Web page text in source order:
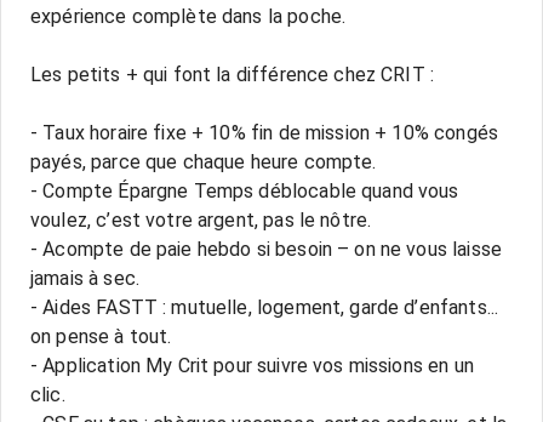
expérience complète dans la poche.
Les petits + qui font la différence chez CRIT :
- Taux horaire fixe + 10% fin de mission + 10% congés
payés, parce que chaque heure compte.
- Compte Épargne Temps déblocable quand vous
voulez, c’est votre argent, pas le nôtre.
- Acompte de paie hebdo si besoin – on ne vous laisse
jamais à sec.
- Aides FASTT : mutuelle, logement, garde d’enfants...
on pense à tout.
- Application My Crit pour suivre vos missions en un
clic.